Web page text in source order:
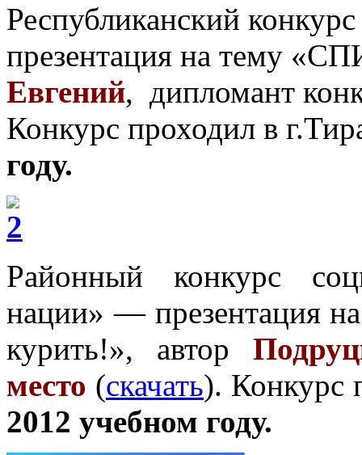
Республиканский
презентация на тему
Евгений, дипломант
Конкурс проходил в
году.
Районный конкурс
нации» — презентация
курить!», автор
место (скачать). Конкурс
2012 учебном году.